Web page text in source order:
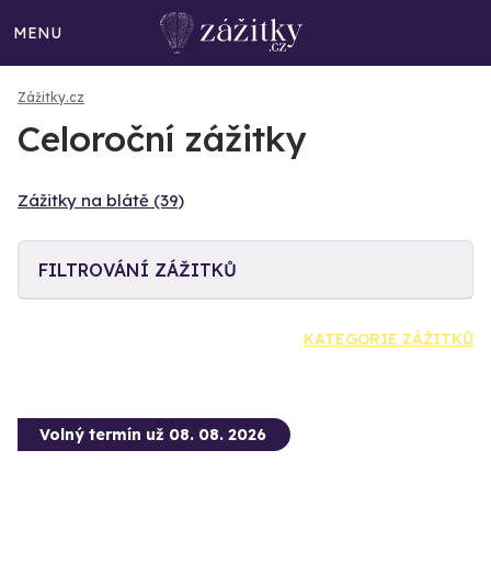
MENU
Zážitky.cz
Celoroční zážitky
Zážitky na blátě (39)
FILTROVÁNÍ ZÁŽITKŮ
KATEGORIE ZÁŽITKŮ
Volný termín už 08. 08. 2026